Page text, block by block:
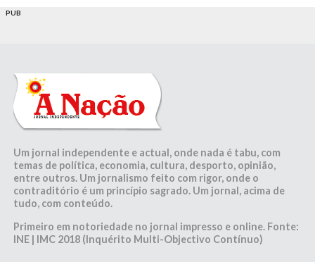
PUB
Um jornal independente e actual, onde nada é tabu, com
temas de política, economia, cultura, desporto, opinião,
entre outros. Um jornalismo feito com rigor, onde o
contraditório é um princípio sagrado. Um jornal, acima de
tudo, com conteúdo.
Primeiro em notoriedade no jornal impresso e online. Fonte:
INE | IMC 2018 (Inquérito Multi-Objectivo Contínuo)